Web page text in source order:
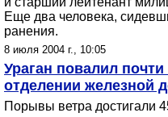
Еще два человека,
ранения.
8 июля 2004 г., 10:05
Ураган повалил
отделении железной
Порывы ветра достигали